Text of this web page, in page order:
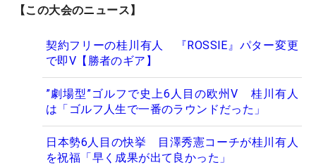
【この大会のニュース】
契約フリーの桂川有人 『ROSSIE』パター変更
で即V【勝者のギア】
”劇場型”ゴルフで史上6人目の欧州V 桂川有人
は「ゴルフ人生で一番のラウンドだった」
日本勢6人目の快挙 目澤秀憲コーチが桂川有人
を祝福「早く成果が出て良かった」